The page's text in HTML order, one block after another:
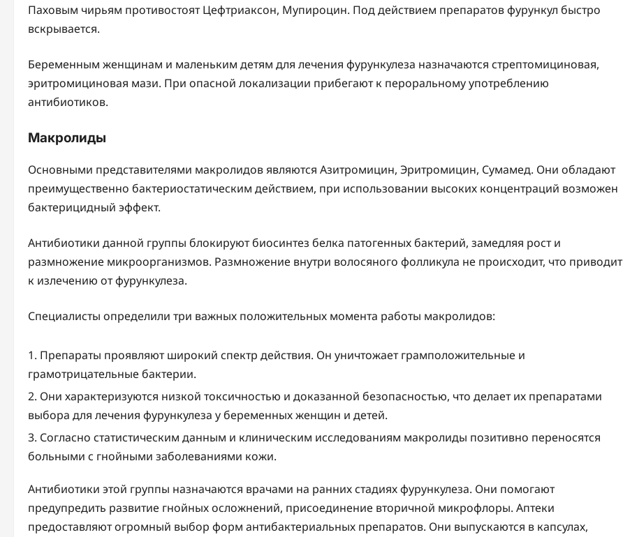
Паховым чирьям противостоят Цефтриаксон, Мупироцин. Под действием препаратов фурункул быстро
вскрывается.
Беременным женщинам и маленьким детям для лечения фурункулеза назначаются стрептомициновая,
эритромициновая мази. При опасной локализации прибегают к пероральному употреблению
антибиотиков.
Макролиды
Основными представителями макролидов являются Азитромицин, Эритромицин, Сумамед. Они обладают
преимущественно бактериостатическим действием, при использовании высоких концентраций возможен
бактерицидный эффект.
Антибиотики данной группы блокируют биосинтез белка патогенных бактерий, замедляя рост и
размножение микроорганизмов. Размножение внутри волосяного фолликула не происходит, что приводит
к излечению от фурункулеза.
Специалисты определили три важных положительных момента работы макролидов:
Препараты проявляют широкий спектр действия. Он уничтожает грамположительные и
грамотрицательные бактерии.
Они характеризуются низкой токсичностью и доказанной безопасностью, что делает их препаратами
выбора для лечения фурункулеза у беременных женщин и детей.
Согласно статистическим данным и клиническим исследованиям макролиды позитивно переносятся
больными с гнойными заболеваниями кожи.
Антибиотики этой группы назначаются врачами на ранних стадиях фурункулеза. Они помогают
предупредить развитие гнойных осложнений, присоединение вторичной микрофлоры. Аптеки
предоставляют огромный выбор форм антибактериальных препаратов. Они выпускаются в капсулах,